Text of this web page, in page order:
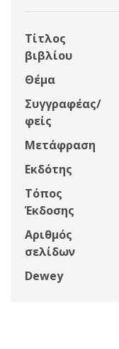
Τίτλος
βιβλίου
Θέμα
Συγγραφέας/
φείς
Μετάφραση
Εκδότης
Τόπος
Έκδοσης
Αριθμός
σελίδων
Dewey